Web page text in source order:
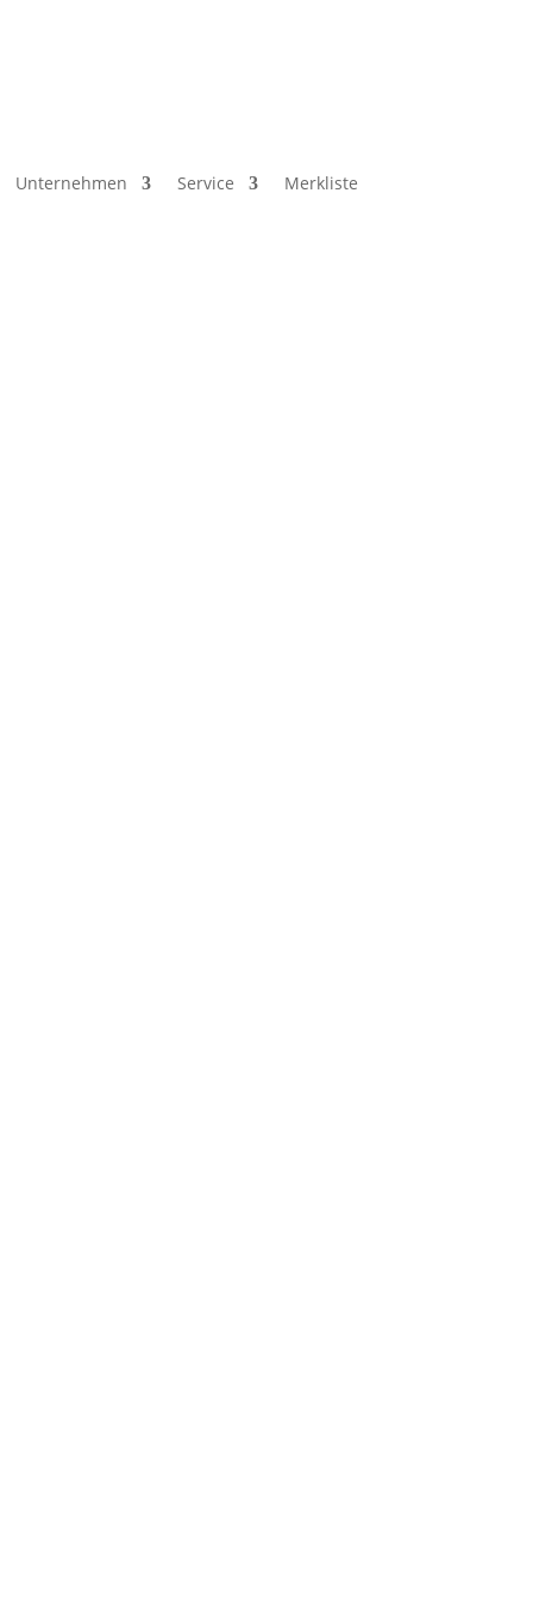
Unternehmen Service Merkliste